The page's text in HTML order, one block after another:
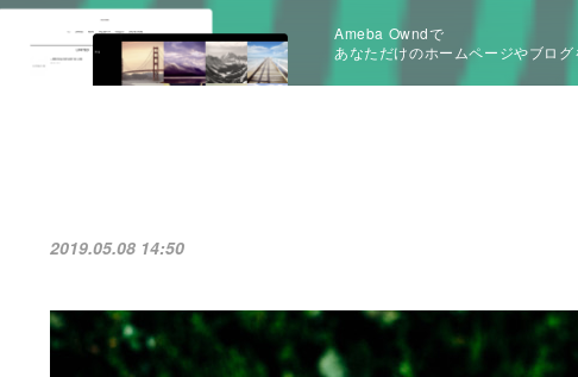
Ameba Owndで
あなただけのホームページやブログ
2019.05.08 14:50